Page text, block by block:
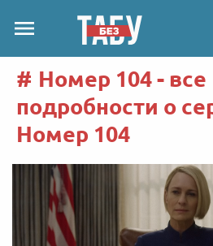
Номер 104 - все
подробности о
Номер 104